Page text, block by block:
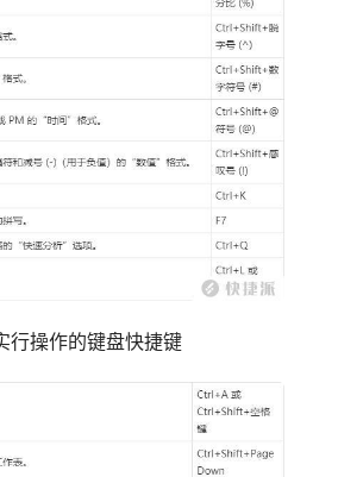
行操作的键盘快捷键